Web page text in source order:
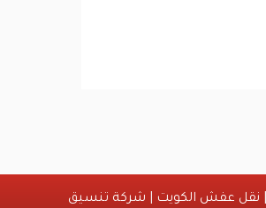
نقل عفش الكويت
شركة تنسيق